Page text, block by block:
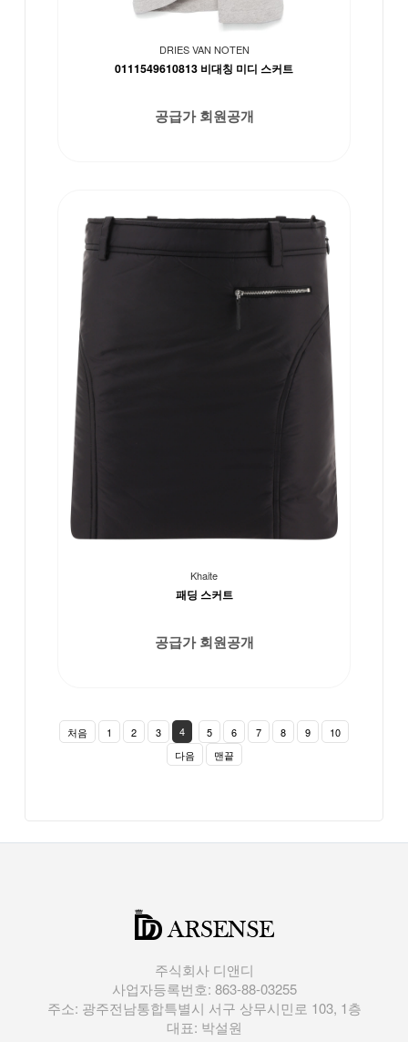
DRIES VAN NOTEN
0111549610813 비대칭 미디 스커트
공급가 회원공개
Khaite
패딩 스커트
공급가 회원공개
처음 1 2 3 4 5 6 7 8 9
10
다음
맨끝
주식회사 디앤디
사업자등록번호: 863-88-03255
주소: 광주전남통합특별시 서구 상무시민로 103, 1층
대표: 박설원